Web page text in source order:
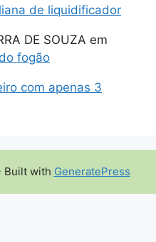
de liquidificador
DE SOUZA em
fogão
com apenas 3
Built with GeneratePress